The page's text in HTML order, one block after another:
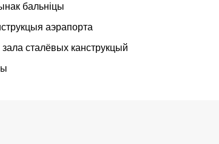
бальніцы
аэрапорта
сталёвых канструкцый